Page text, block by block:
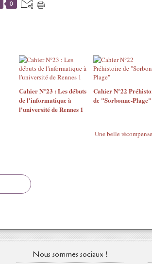
0
Cahier N°23 : Les débuts
de l'informatique à
l'université de Rennes 1
Cahier N°22
de "Sorbonne-Plage"
Une belle
Nous sommes sociaux !